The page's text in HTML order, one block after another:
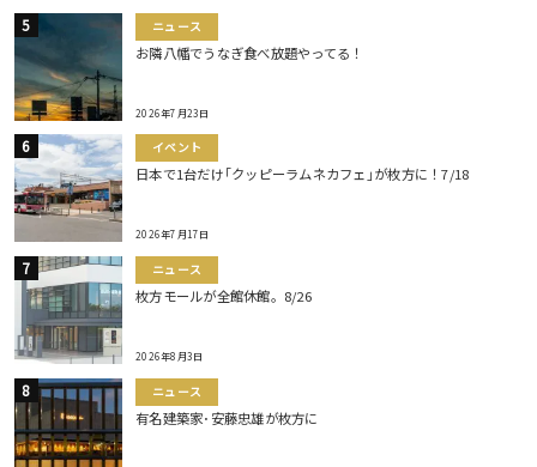
ニュース
お隣八幡でうなぎ食べ放題やってる！
2026年7月23日
イベント
日本で1台だけ｢クッピーラムネカフェ｣が枚方に！7/18
2026年7月17日
ニュース
枚方モールが全館休館。8/26
2026年8月3日
ニュース
有名建築家･安藤忠雄が枚方に